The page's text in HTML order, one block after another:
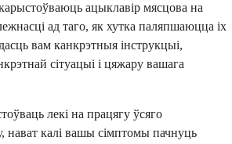
ацыклавір мясцова на
ад таго, як хутка паляпшаюцца іх
вам канкрэтныя інструкцыі,
сітуацыі і цяжару вашага
лекі на працягу ўсяго
нават калі вашы сімптомы пачнуць